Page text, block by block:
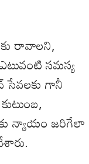
రావాలని,
సమస్య
సేవలకు గానీ
న్యాయం జరిగేలా